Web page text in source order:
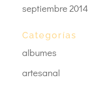
septiembre 2014
Categorías
albumes
artesanal